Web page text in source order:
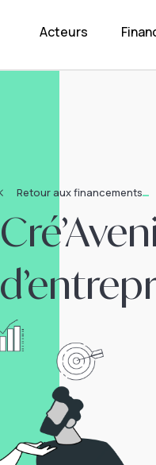
Acteurs
Retour aux financements